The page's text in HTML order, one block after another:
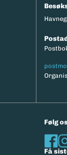
Følg
Få